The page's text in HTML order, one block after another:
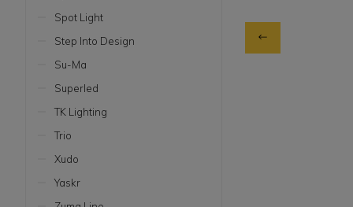
Spot Light
Step Into Design
Su-Ma
Superled
TK Lighting
Trio
Xudo
Yaskr